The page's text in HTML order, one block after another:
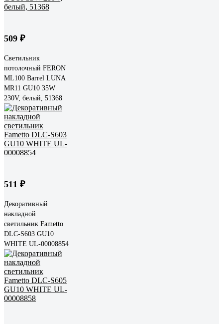
509 ₽
Светильник
потолочный FERON
ML100 Barrel LUNA
MR11 GU10 35W
230V, белый, 51368
511 ₽
Декоративный
накладной
светильник Fametto
DLC-S603 GU10
WHITE UL-00008854